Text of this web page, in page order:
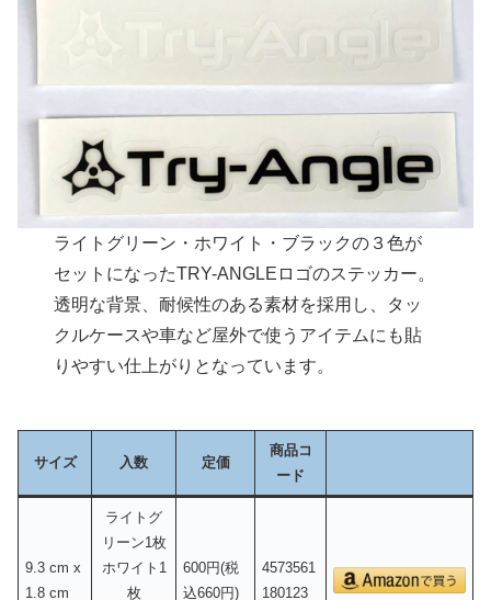
ライトグリーン・ホワイト・ブラックの３色が
セットになったTRY-ANGLEロゴのステッカー。
透明な背景、耐候性のある素材を採用し、タッ
クルケースや車など屋外で使うアイテムにも貼
りやすい仕上がりとなっています。
サイズ 入数 定価
商品コ
ード
9.3 cm x
1.8 cm
ライトグ
リーン1枚
ホワイト1
枚
600円(税
込660円)
4573561
180123